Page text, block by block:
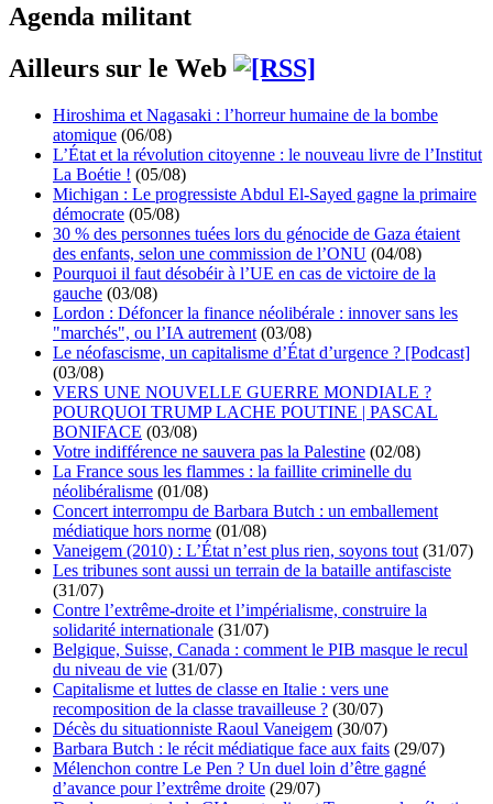
Agenda militant
Ailleurs sur le Web
Hiroshima et Nagasaki : l’horreur humaine de la bombe
atomique (06/08)
L’État et la révolution citoyenne : le nouveau livre de l’Institut
La Boétie ! (05/08)
Michigan : Le progressiste Abdul El-Sayed gagne la primaire
démocrate (05/08)
30 % des personnes tuées lors du génocide de Gaza étaient
des enfants, selon une commission de l’ONU (04/08)
Pourquoi il faut désobéir à l’UE en cas de victoire de la
gauche (03/08)
Lordon : Défoncer la finance néolibérale : innover sans les
"marchés", ou l’IA autrement (03/08)
Le néofascisme, un capitalisme d’État d’urgence ? [Podcast]
(03/08)
VERS UNE NOUVELLE GUERRE MONDIALE ?
POURQUOI TRUMP LACHE POUTINE | PASCAL
BONIFACE (03/08)
Votre indifférence ne sauvera pas la Palestine (02/08)
La France sous les flammes : la faillite criminelle du
néolibéralisme (01/08)
Concert interrompu de Barbara Butch : un emballement
médiatique hors norme (01/08)
Vaneigem (2010) : L’État n’est plus rien, soyons tout (31/07)
Les tribunes sont aussi un terrain de la bataille antifasciste
(31/07)
Contre l’extrême-droite et l’impérialisme, construire la
solidarité internationale (31/07)
Belgique, Suisse, Canada : comment le PIB masque le recul
du niveau de vie (31/07)
Capitalisme et luttes de classe en Italie : vers une
recomposition de la classe travailleuse ? (30/07)
Décès du situationniste Raoul Vaneigem (30/07)
Barbara Butch : le récit médiatique face aux faits (29/07)
Mélenchon contre Le Pen ? Un duel loin d’être gagné
d’avance pour l’extrême droite (29/07)